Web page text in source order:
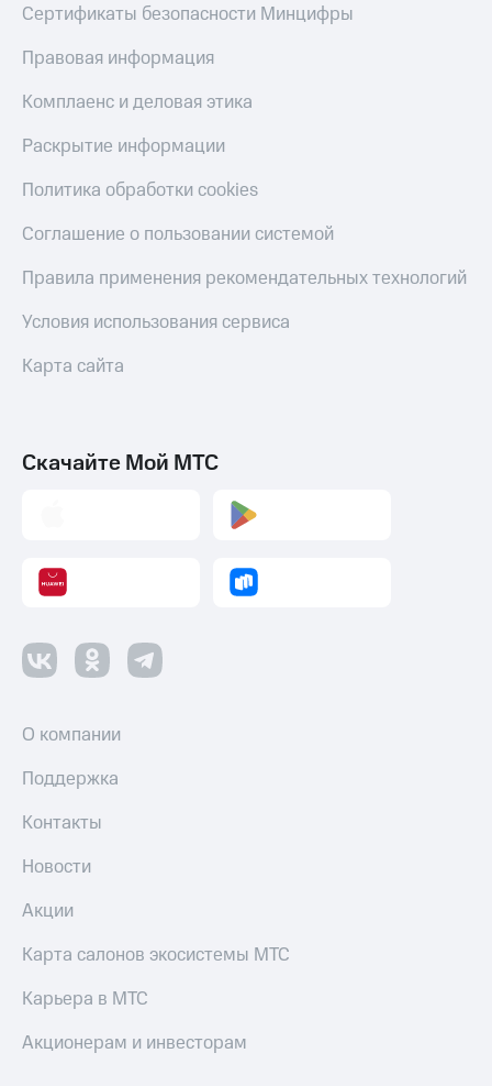
Наушники
колонки
Умные
и
трекеры
Умный
дом
и
Сертификаты безопасности Минцифры
Правовая информация
Комплаенс и деловая этика
Раскрытие информации
Политика обработки cookies
Соглашение о пользовании системой
Правила применения рекомендательных технологий
Условия использования сервиса
Карта сайта
Скачайте Мой МТС
О компании
Поддержка
Контакты
Новости
Акции
Карта салонов экосистемы МТС
Карьера в МТС
Акционерам и инвесторам